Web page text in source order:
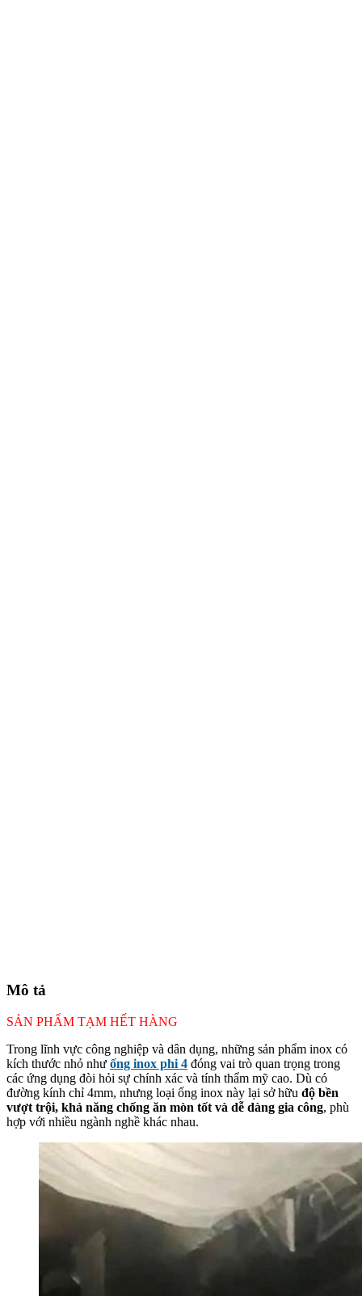
Mô tả
SẢN PHẨM TẠM HẾT HÀNG
Trong lĩnh vực công nghiệp và dân dụng, những sản phẩm inox có
kích thước nhỏ như ống inox phi 4 đóng vai trò quan trọng trong
các ứng dụng đòi hỏi sự chính xác và tính thẩm mỹ cao. Dù có
đường kính chỉ 4mm, nhưng loại ống inox này lại sở hữu độ bền
vượt trội, khả năng chống ăn mòn tốt và dễ dàng gia công, phù
hợp với nhiều ngành nghề khác nhau.